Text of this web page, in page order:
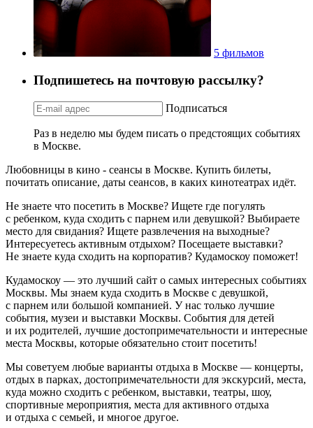
5 фильмов
Подпишетесь на почтовую рассылку?
Подписаться
Раз в неделю мы будем писать о предстоящих событиях
в Москве.
Любовницы в кино - сеансы в Москве. Купить билеты,
почитать описание, даты сеансов, в каких кинотеатрах идёт.
Не знаете что посетить в Москве? Ищете где погулять
с ребенком, куда сходить с парнем или девушкой? Выбираете
место для свидания? Ищете развлечения на выходные?
Интересуетесь активным отдыхом? Посещаете выставки?
Не знаете куда сходить на корпоратив? Кудамоскоу поможет!
Кудамоскоу — это лучший сайт о самых интересных событиях
Москвы. Мы знаем куда сходить в Москве с девушкой,
с парнем или большой компанией. У нас только лучшие
события, музеи и выставки Москвы. События для детей
и их родителей, лучшие достопримечательности и интересные
места Москвы, которые обязательно стоит посетить!
Мы советуем любые варианты отдыха в Москве — концерты,
отдых в парках, достопримечательности для экскурсий, места,
куда можно сходить с ребенком, выставки, театры, шоу,
спортивные мероприятия, места для активного отдыха
и отдыха с семьей, и многое другое.